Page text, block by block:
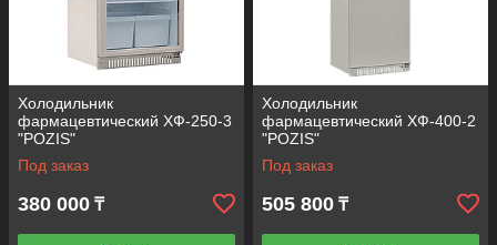
Холодильник
фармацевтический ХФ-250-3
"POZIS"
Под заказ
380 000 ₸
Холодильник
фармацевтический ХФ-400-2
"POZIS"
Под заказ
505 800 ₸